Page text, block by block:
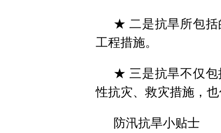
★ 二是抗旱所包括
工程措施。
★ 三是抗旱不仅包
性抗灾、救灾措施，
防汛抗旱小贴士